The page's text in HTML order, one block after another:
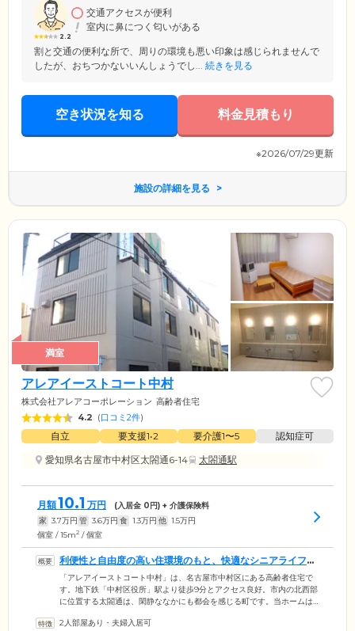
2.2
交通アクセスが便利
室内に鼻につく匂いがある
割と交通の便利な所で、周りの環境も悪い印象は感じられませんで
したが、おちつかないいんしょうでし... 続きを見る
空き状況を知る 料金見積もり
※2026/07/29更新
施設の詳細を見る
満室
アレアイーストコート中村
株式会社アレアコーポレーション 高齢者住宅
4.2 (口コミ2件)
自立 要支援1•2 要介護1〜5
認知症可
愛知県名古屋市中村区太閤通6-14
太閤通駅
月額10.1 万円 (入居金 0円) + 介護保険料
家 3.7万円 管 3.6万円 食 1.3万円 他 1.5万円
個室 / 15m2 / 個室
利便性と自由度の高い住環境のもと、快適なシニアライフを
お楽しみください
「アレアイーストコート中村」は、名古屋市中村区にある高齢者住宅で
す。地下鉄「中村区役所」駅より徒歩9分とアクセス良好。市内の北西部
に位置する太閤通は、閑静ななかにも都会を感じる町です。当ホームは
いつでもお気軽にご家族様やご友人様と会うことができます。ホーム周
2人部屋あり・夫婦入居可